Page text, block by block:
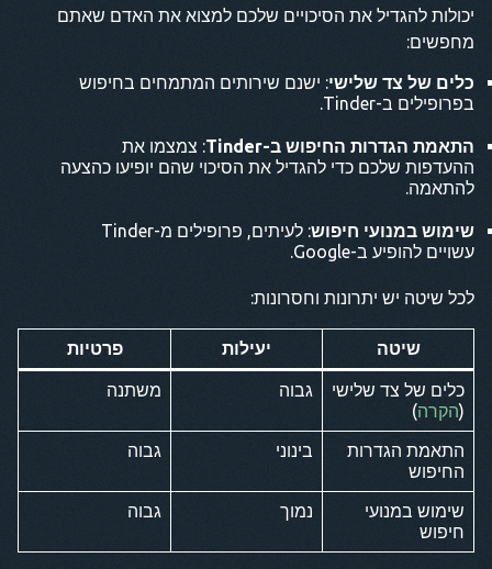
יכולות להגדיל את הסיכויים שלכם למצוא את האדם שאתם
מחפשים:
כלים של צד שלישי: ישנם שירותים המתמחים בחיפוש
בפרופילים ב-Tinder.
התאמת הגדרות החיפוש ב-Tinder
: צמצמו את
ההעדפות שלכם כדי להגדיל את הסיכוי שהם יופיעו כהצעה
להתאמה.
שימוש במנועי חיפוש
: לעיתים, פרופילים מ-Tinder
עשויים להופיע ב-Google.
לכל שיטה יש יתרונות וחסרונות:
שיטה יעילות פרטיות
כלים של צד שלישי
(הקרה)
גבוה משתנה
התאמת הגדרות
החיפוש
בינוני גבוה
שימוש במנועי
חיפוש
נמוך גבוה